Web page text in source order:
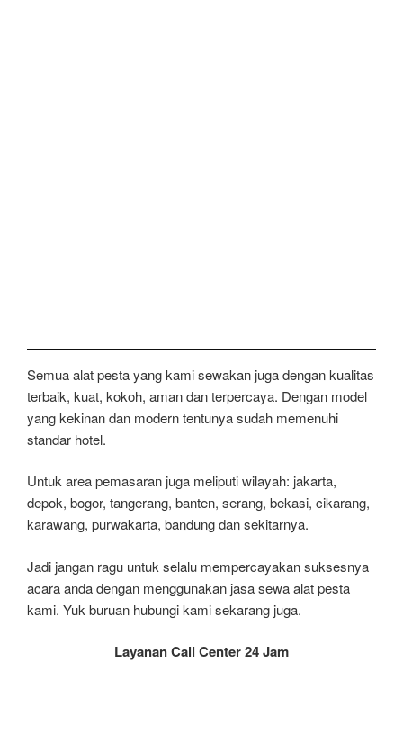
Semua alat pesta yang kami sewakan juga dengan kualitas
terbaik, kuat, kokoh, aman dan terpercaya. Dengan model
yang kekinan dan modern tentunya sudah memenuhi
standar hotel.
Untuk area pemasaran juga meliputi wilayah: jakarta,
depok, bogor, tangerang, banten, serang, bekasi, cikarang,
karawang, purwakarta, bandung dan sekitarnya.
Jadi jangan ragu untuk selalu mempercayakan suksesnya
acara anda dengan menggunakan jasa sewa alat pesta
kami. Yuk buruan hubungi kami sekarang juga.
Layanan Call Center 24 Jam